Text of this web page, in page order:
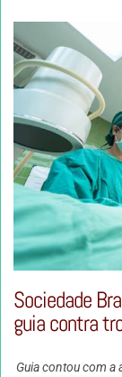
Sociedade
guia contra
Guia contou com a